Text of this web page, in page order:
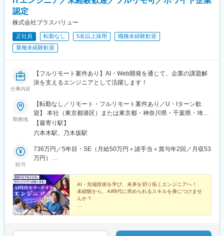
認定
株式会社プラスバリュー
正社員 転勤なし 5名以上採用
職種未経験歓迎
業種未経験歓迎
仕事内容
【フルリモート案件あり】AI・Web開発を通じて、企業の課題解
決を支えるエンジニアとして活躍します！
勤務地
【転勤なし／リモート・フルリモート案件あり／U・Iターン歓
迎】 本社（東京都港区）または東京都・神奈川県・千葉県・埼玉
県の各プロジェクト先での勤務となります。勤務地は希望を最大
限考慮のうえ決定し、転居を伴う転勤はありません。 また、U・I
の地域情報や住みやすいエリアをご案内。引越し後の新生活もし
っかりサポートするため、遠方からのチャレンジも安心です。
3F［アクセス］◎各線「六本木駅」より徒歩5分◎東京メトロ千
代田線「乃木坂駅」より徒歩5分 ※受動喫煙対策：屋内全面禁煙
【最寄り駅】
六本木駅、乃木坂駅
給与
736万円／5年目・SE（月給50万円＋諸手当＋賞与年2回／月収53
万円）
万円）
AI・先端技術を学び、未来を切り拓くエンジニアへ！
未経験から、AI時代に求められるスキルを身につけませ
んか？